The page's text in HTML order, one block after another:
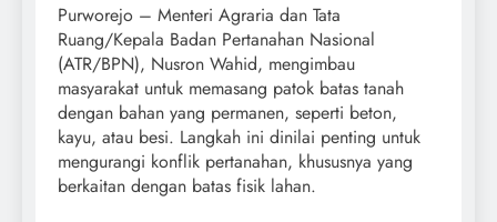
Purworejo – Menteri Agraria dan Tata
Ruang/Kepala Badan Pertanahan Nasional
(ATR/BPN), Nusron Wahid, mengimbau
masyarakat untuk memasang patok batas tanah
dengan bahan yang permanen, seperti beton,
kayu, atau besi. Langkah ini dinilai penting untuk
mengurangi konflik pertanahan, khususnya yang
berkaitan dengan batas fisik lahan.